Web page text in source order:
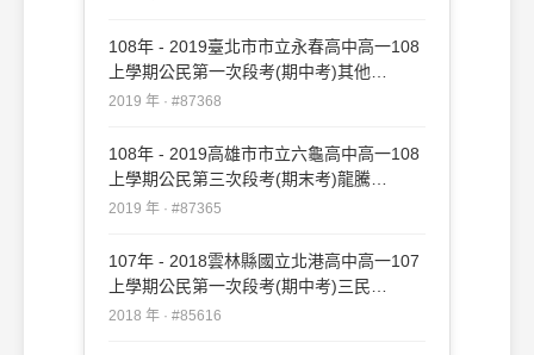
108年 - 2019臺北市市立永春高中高一108
上學期公民第一次段考(期中考)其他
#87368
2019 年 · #87368
108年 - 2019高雄市市立六龜高中高一108
上學期公民第三次段考(期末考)龍騰
#87365
2019 年 · #87365
107年 - 2018雲林縣國立北港高中高一107
上學期公民第一次段考(期中考)三民
#85616
2018 年 · #85616